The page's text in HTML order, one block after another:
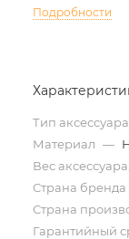
Подробности
Тип аксессуара
Материал —
Вес аксессуара,
Страна бренда
Страна
Гарантийный